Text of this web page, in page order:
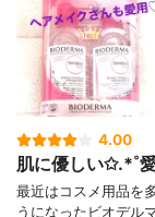
4.00
肌に優しい✩.*˚
最近はコスメ用品を
うになったビオデル